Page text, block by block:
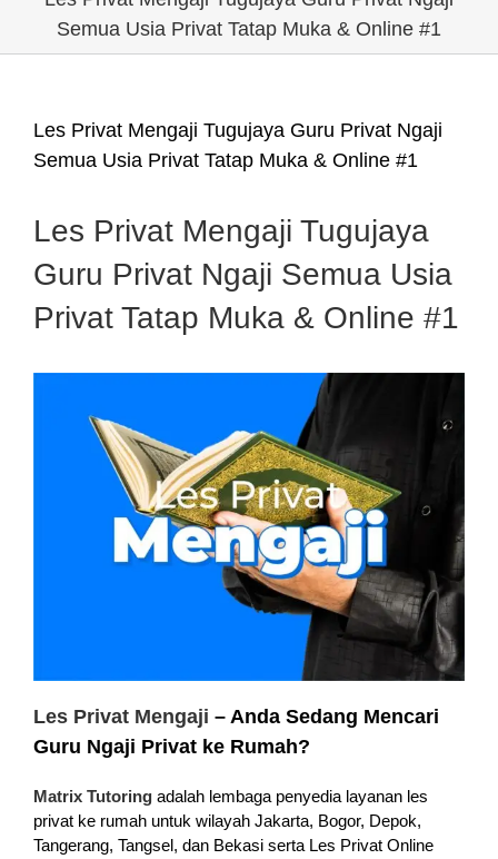
Semua Usia Privat Tatap Muka & Online #1
Les Privat Mengaji Tugujaya Guru Privat Ngaji
Semua Usia Privat Tatap Muka & Online #1
Les Privat Mengaji Tugujaya
Guru Privat Ngaji Semua Usia
Privat Tatap Muka & Online #1
Les Privat Mengaji – Anda Sedang Mencari
Guru Ngaji Privat ke Rumah?
Matrix Tutoringadalah lembaga penyedia layanan les
privat ke rumah untuk wilayah Jakarta, Bogor, Depok,
Tangerang, Tangsel, dan Bekasi serta Les Privat Online